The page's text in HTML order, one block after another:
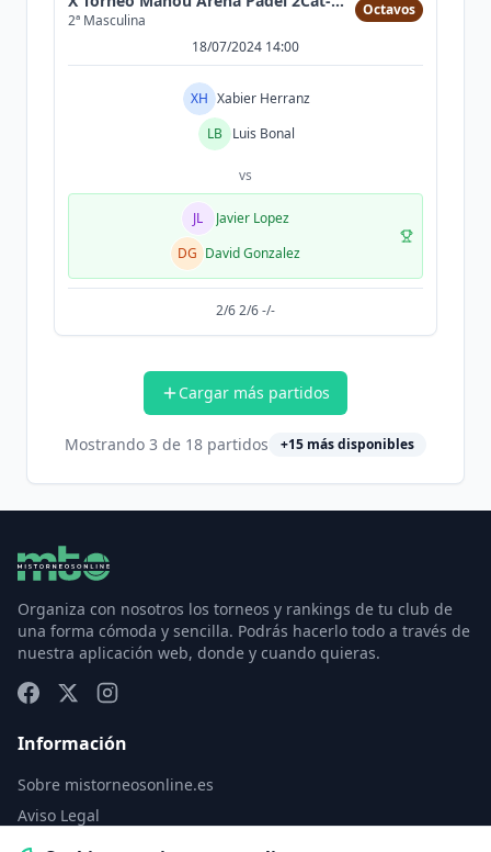
2ª Masculina
Octavos
18/07/2024 14:00
XH Xabier Herranz
LB
Luis Bonal
vs
JL
Javier Lopez
DG David Gonzalez
2/6 2/6 -/-
Cargar más partidos
Mostrando 3 de 18 partidos +15 más disponibles
Organiza con nosotros los torneos y rankings de tu club de
una forma cómoda y sencilla. Podrás hacerlo todo a través de
nuestra aplicación web, donde y cuando quieras.
Información
Sobre mistorneosonline.es
Aviso Legal
Política de Privacidad